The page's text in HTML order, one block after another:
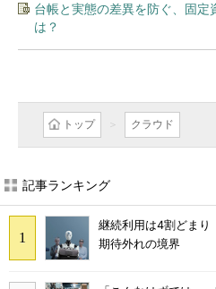
台帳と実態の差異を防ぐ、固定
は？
トップ クラウド
記事ランキング
継続利用は4割どま
期待外れの境界